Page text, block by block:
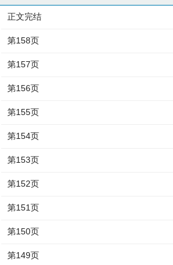
正文完结
第158页
第157页
第156页
第155页
第154页
第153页
第152页
第151页
第150页
第149页